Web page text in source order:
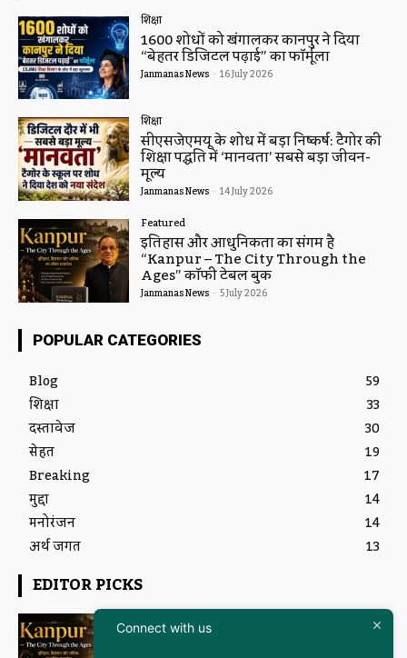
शिक्षा
1600 शोधों को खंगालकर कानपुर ने दिया
“बेहतर डिजिटल पढ़ाई” का फॉर्मूला
Janmanas News - 16 July 2026
शिक्षा
सीएसजेएमयू के शोध में बड़ा निष्कर्ष: टैगोर की
शिक्षा पद्धति में ‘मानवता’ सबसे बड़ा जीवन-
मूल्य
Janmanas News 14 July 2026
Featured
इतिहास और आधुनिकता का संगम है
“Kanpur – The City Through the
Ages” कॉफी टेबल बुक
Janmanas News - 5 July 2026
POPULAR CATEGORIES
Blog
59
शिक्षा
33
दस्तावेज
30
सेहत
19
Breaking
17
मुद्दा
14
मनोरंजन
14
अर्थ जगत
13
EDITOR PICKS
Featured
इतिहास और आधुनिकता का संगम है
Connect with us